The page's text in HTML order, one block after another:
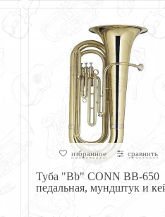
избранное сравнить
Туба "Bb" CONN BB-650
педальная, мундштук и